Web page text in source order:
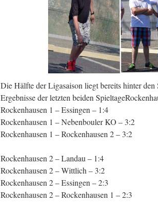
Die Hälfte der Ligasaison liegt bereits hinter
Ergebnisse der letzten beiden Spieltage
Rockenhausen 1 – Essingen – 1:4
Rockenhausen 1 – Nebenbouler KO – 3:2
Rockenhausen 1 – Rockenhausen 2 – 3:2
Rockenhausen 2 – Landau – 1:4
Rockenhausen 2 – Wittlich – 3:2
Rockenhausen 2 – Essingen – 2:3
Rockenhausen 2 – Rockenhausen 1 – 2:3